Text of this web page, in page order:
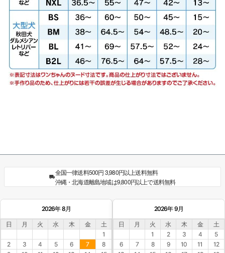
全国一律送料500円 3,980円以上送料無料
沖縄・北海道離島地域は9,800円以上で送料無料
2026年 8月
日 月 火 水 木 金
土
1
2
3 4 5 6 7
8
2026年 9月
日 月 火 水 木 金
土
1
2 3 4
5
6
7 8 9 10 11
12